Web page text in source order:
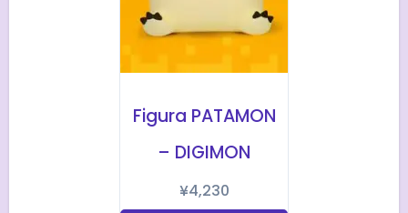
Figura PATAMON
– DIGIMON
¥4,230